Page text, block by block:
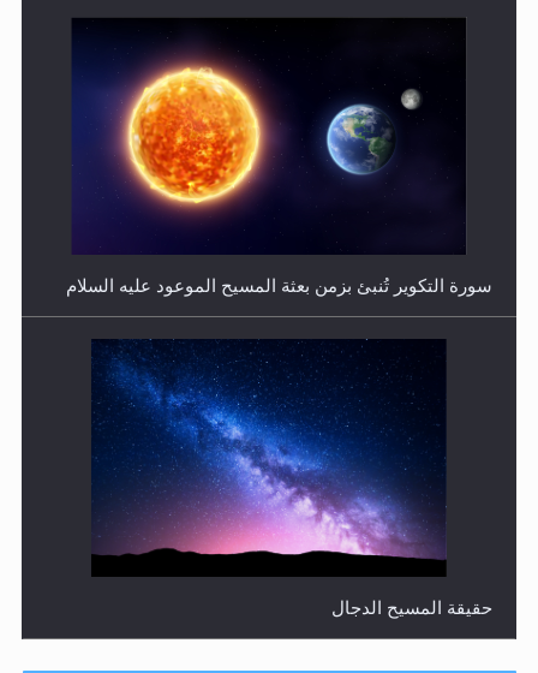
فتوى أمير المؤمنين الميرزا مسرور أحمد أيده الله في أطفال
سورة التكوير تُنبئ بزمن بعثة المسيح الموعود عليه السلام
حقيقة المسيح الدجال